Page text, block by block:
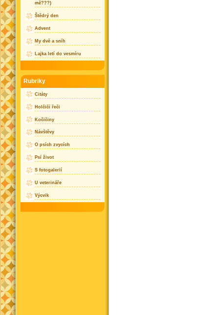
mě???)
Štědrý den
Advent
My dvě a sníh
Lajka letí do vesmíru
Rubriky
Citáty
Holčičí řeči
Kočičiny
Návštěvy
O psích zvycích
Psí život
S fotogalerií
U veterináře
Výcvik